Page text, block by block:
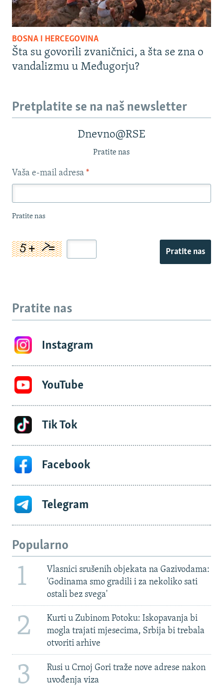
BOSNA I HERCEGOVINA
Šta su govorili zvaničnici, a šta se zna o
vandalizmu u Međugorju?
Pretplatite se na naš newsletter
Dnevno@RSE
Pratite nas
Vaša e-mail adresa *
Pratite nas
Pratite nas
Pratite nas
Instagram
YouTube
Tik Tok
Facebook
Telegram
Popularno
1
Vlasnici srušenih objekata na Gazivodama:
'Godinama smo gradili i za nekoliko sati
ostali bez svega'
2
Kurti u Zubinom Potoku: Iskopavanja bi
mogla trajati mjesecima, Srbija bi trebala
otvoriti arhive
3
Rusi u Crnoj Gori traže nove adrese nakon
uvođenja viza